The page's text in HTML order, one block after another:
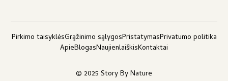
© 2025 Story By Nature
Pirkimo taisyklėsGrąžinimo sąlygosPristatymasPrivatumo politika
ApieBlogasNaujienlaiškisKontaktai